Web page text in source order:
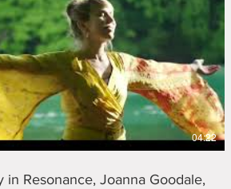
Lire la vidéo
04:22
in Resonance, Joanna Goodale,